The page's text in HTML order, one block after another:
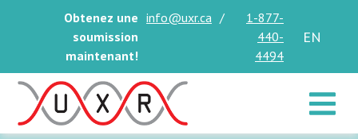
Obtenez une
soumission
maintenant!
info@uxr.ca /
1-877-
440-
4494
EN
Toggle